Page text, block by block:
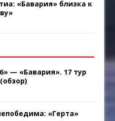
«Бавария» близка к
— «Бавария». 17 тур
«Герта»